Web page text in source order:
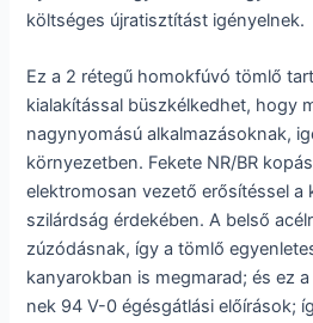
költséges újratisztítást igényelnek.
Ez a 2 rétegű homokfúvó tömlő
kialakítással büszkélkedhet, hogy
nagynyomású alkalmazásoknak,
környezetben. Fekete NR/BR
elektromosan vezető erősítéssel a
szilárdság érdekében. A belső
zúzódásnak, így a tömlő
kanyarokban is megmarad; és ez
nek 94 V-0 égésgátlási előírások;